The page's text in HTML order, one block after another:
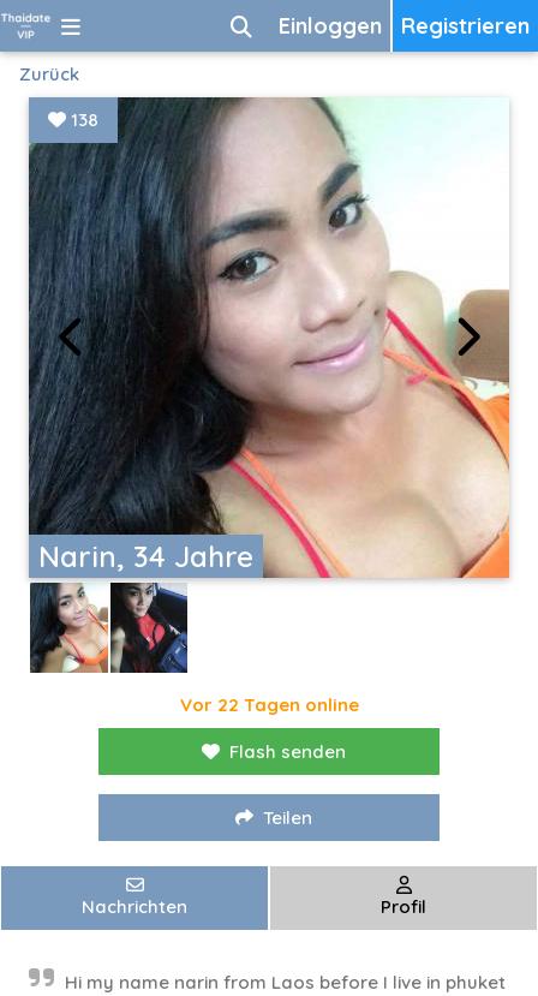
Registrieren
Einloggen
Zurück
Narin, 34 Jahre
138
Vor 22 Tagen online
Flash senden
Teilen
Nachrichten Profil
Hi my name narin from Laos before I live in phuket